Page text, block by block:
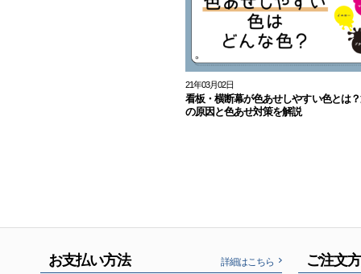
21年03月02日
看板・横断幕が色あせしやすい色とは
の原因と色あせ対策を解説
お支払い方法 詳細はこちら ご注文